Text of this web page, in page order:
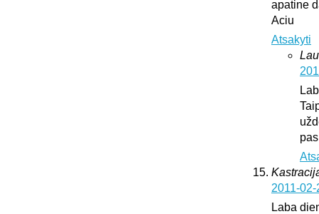
apatine
Aciu
Atsakyti
2011-
Laba